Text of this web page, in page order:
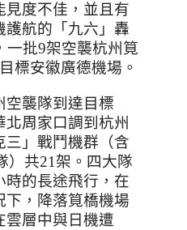
見度不佳，並且有
護航的「九六」轟
一批9架空襲杭州筧
標安徽廣德機場。
空襲隊到達目標
周家口調到杭州
三」戰鬥機群（含
）共21架。四大隊
時的長途飛行，在
下，降落筧橋機場
雲層中與日機遭